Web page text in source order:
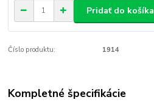
Pridať do košíka
Číslo produktu: 1914
Kompletné špecifikácie